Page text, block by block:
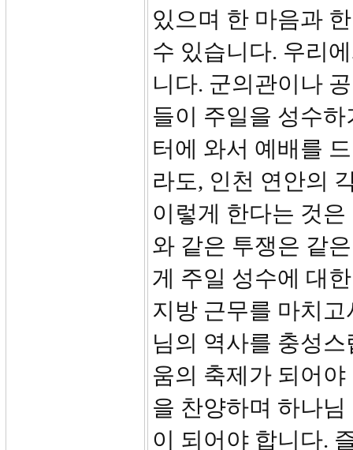
있으며 한 마음과
수 있습니다. 우리
니다. 군의관이나
들이 주일을 성수
터에 와서 예배를
라도, 인천 연안의
이렇게 한다는 것
와 같은 투쟁은 같
게 주일 성수에 대
지방 근무를 마치
님의 역사를 충성
움의 축제가 되어
을 찬양하며 하나
이 되어야 합니다.